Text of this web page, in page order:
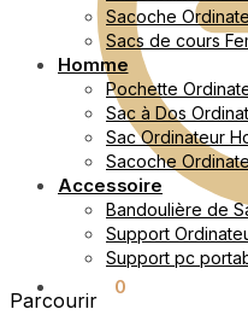
0
Sacoche
Sacs de cours
Homme
Pochette
Sac à Dos
Sac Ordinateur
Sacoche
Accessoire
Bandoulière de
Support
Support pc
Parcourir